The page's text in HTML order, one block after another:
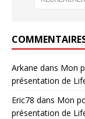
Arkane dans Mon
présentation de
Eric78 dans Mon
présentation de